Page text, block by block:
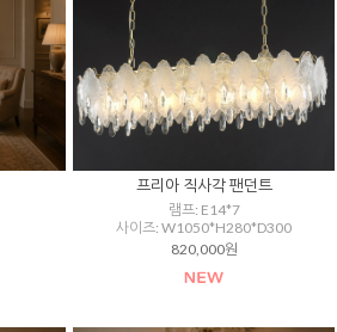
프리아 직사각 팬던트
램프: E14*7
사이즈: W1050*H280*D300
820,000원